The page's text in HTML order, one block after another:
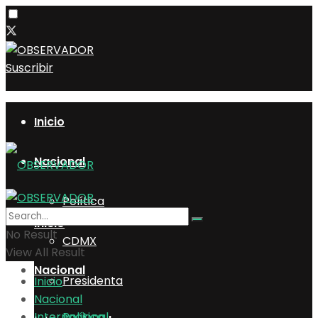
Suscribir
Inicio
Nacional
Política
CDMX
Presidenta
Inicio
Nacional
No Result
View All Result
Inicio
Nacional